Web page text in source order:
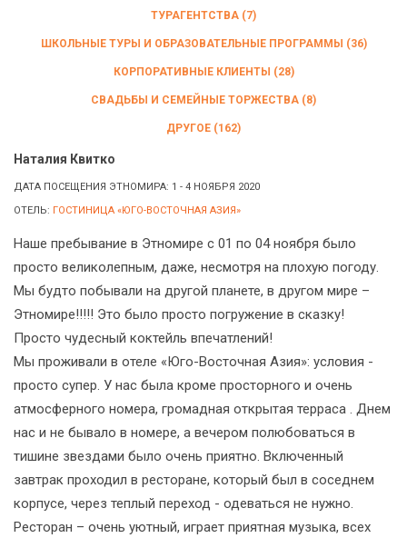
ТУРАГЕНТСТВА (7)
ШКОЛЬНЫЕ ТУРЫ И ОБРАЗОВАТЕЛЬНЫЕ ПРОГРАММЫ (36)
КОРПОРАТИВНЫЕ КЛИЕНТЫ (28)
СВАДЬБЫ И СЕМЕЙНЫЕ ТОРЖЕСТВА (8)
ДРУГОЕ (162)
Наталия Квитко
ДАТА ПОСЕЩЕНИЯ ЭТНОМИРА: 1 - 4 НОЯБРЯ 2020
ОТЕЛЬ: ГОСТИНИЦА «ЮГО-ВОСТОЧНАЯ АЗИЯ»
Наше пребывание в Этномире с 01 по 04 ноября было
просто великолепным, даже, несмотря на плохую погоду.
Мы будто побывали на другой планете, в другом мире –
Этномире!!!!! Это было просто погружение в сказку!
Просто чудесный коктейль впечатлений!
Мы проживали в отеле «Юго-Восточная Азия»: условия -
просто супер. У нас была кроме просторного и очень
атмосферного номера, громадная открытая терраса . Днем
нас и не бывало в номере, а вечером полюбоваться в
тишине звездами было очень приятно. Включенный
завтрак проходил в ресторане, который был в соседнем
корпусе, через теплый переход - одеваться не нужно.
Ресторан – очень уютный, играет приятная музыка, всех